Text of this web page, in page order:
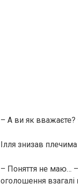
– А ви як вважаєте?
Ілля знизав
– Поняття не маю… –
оголошення взагалі